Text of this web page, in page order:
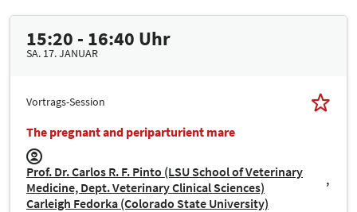
15:20 - 16:40 Uhr
SA. 17. JANUAR
Vortrags-Session
The pregnant and periparturient mare
Prof. Dr. Carlos R. F. Pinto (LSU School of Veterinary
Medicine, Dept. Veterinary Clinical Sciences)
Carleigh Fedorka (Colorado State University)